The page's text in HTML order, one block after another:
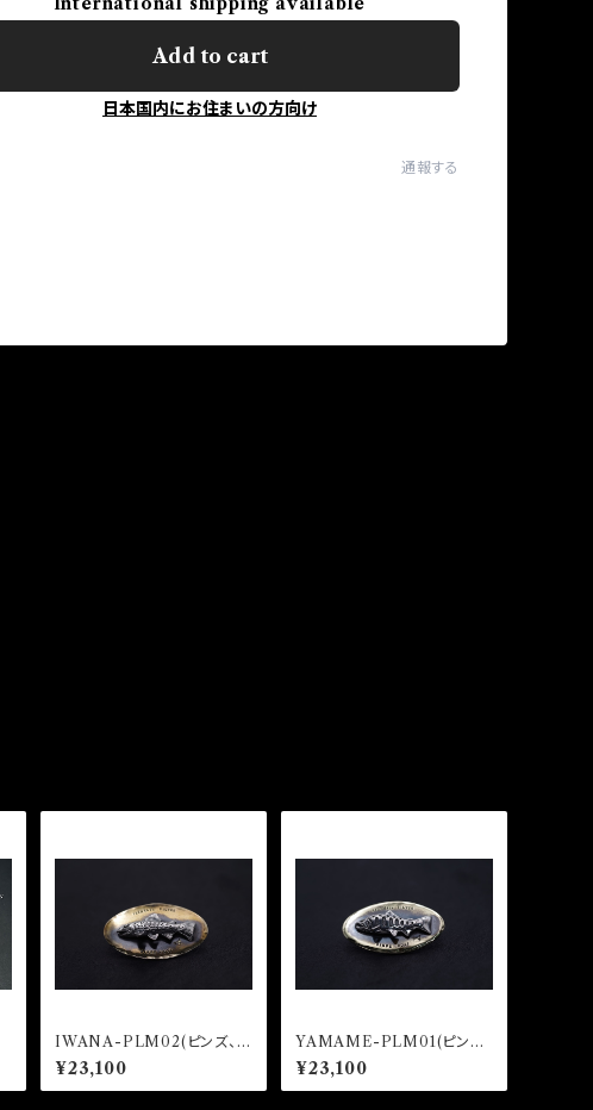
Add to cart
日本国内にお住まいの方向け
通報する
IWANA-PLM02(ピンズ、ピ
ンバッジ)
¥23,100
YAMAME-PLM01(ピンズ、
ピンバッジ)
¥23,100